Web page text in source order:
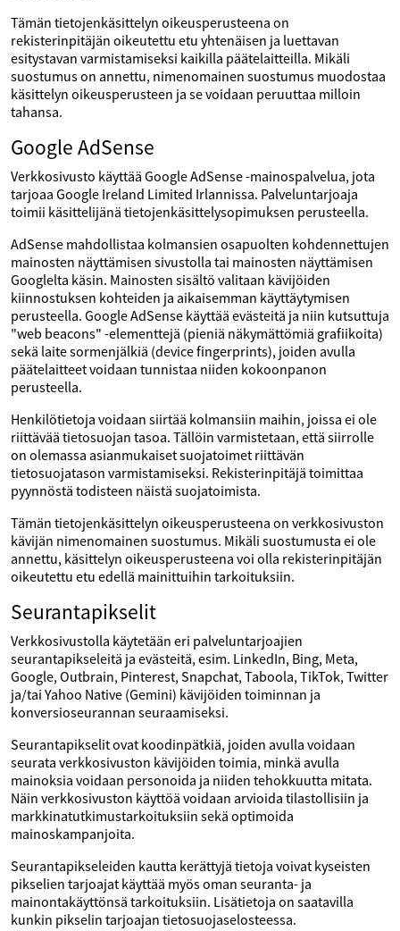
Tämän tietojenkäsittelyn oikeusperusteena on
rekisterinpitäjän oikeutettu etu yhtenäisen ja luettavan
esitystavan varmistamiseksi kaikilla päätelaitteilla. Mikäli
suostumus on annettu, nimenomainen suostumus muodostaa
käsittelyn oikeusperusteen ja se voidaan peruuttaa milloin
tahansa.
Google AdSense
Verkkosivusto käyttää Google AdSense -mainospalvelua, jota
tarjoaa Google Ireland Limited Irlannissa. Palveluntarjoaja
toimii käsittelijänä tietojenkäsittelysopimuksen perusteella.
AdSense mahdollistaa kolmansien osapuolten kohdennettujen
mainosten näyttämisen sivustolla tai mainosten näyttämisen
Googlelta käsin. Mainosten sisältö valitaan kävijöiden
kiinnostuksen kohteiden ja aikaisemman käyttäytymisen
perusteella. Google AdSense käyttää evästeitä ja niin kutsuttuja
"web beacons" -elementtejä (pieniä näkymättömiä grafiikoita)
sekä laite sormenjälkiä (device fingerprints), joiden avulla
päätelaitteet voidaan tunnistaa niiden kokoonpanon
perusteella.
Henkilötietoja voidaan siirtää kolmansiin maihin, joissa ei ole
riittävää tietosuojan tasoa. Tällöin varmistetaan, että siirrolle
on olemassa asianmukaiset suojatoimet riittävän
tietosuojatason varmistamiseksi. Rekisterinpitäjä toimittaa
pyynnöstä todisteen näistä suojatoimista.
Tämän tietojenkäsittelyn oikeusperusteena on verkkosivuston
kävijän nimenomainen suostumus. Mikäli suostumusta ei ole
annettu, käsittelyn oikeusperusteena voi olla rekisterinpitäjän
oikeutettu etu edellä mainittuihin tarkoituksiin.
Seurantapikselit
Verkkosivustolla käytetään eri palveluntarjoajien
seurantapikseleitä ja evästeitä, esim. LinkedIn, Bing, Meta,
Google, Outbrain, Pinterest, Snapchat, Taboola, TikTok, Twitter
ja/tai Yahoo Native (Gemini) kävijöiden toiminnan ja
konversioseurannan seuraamiseksi.
Seurantapikselit ovat koodinpätkiä, joiden avulla voidaan
seurata verkkosivuston kävijöiden toimia, minkä avulla
mainoksia voidaan personoida ja niiden tehokkuutta mitata.
Näin verkkosivuston käyttöä voidaan arvioida tilastollisiin ja
markkinatutkimustarkoituksiin sekä optimoida
mainoskampanjoita.
Seurantapikseleiden kautta kerättyjä tietoja voivat kyseisten
pikselien tarjoajat käyttää myös oman seuranta- ja
mainontakäyttönsä tarkoituksiin. Lisätietoja on saatavilla
kunkin pikselin tarjoajan tietosuojaselosteessa.